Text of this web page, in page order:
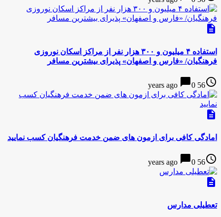
description
استفاده ۴ میلیون و ۳۰۰ هزار نفر از مراکز اسکان نوروزی
فرهنگیان/ «فارس و اصفهان» پذیرای بیشترین مسافر
access_time
56 years ago
chat_bubble0
description
امادگی کافی برای ازمون های ضمن خدمت فرهنگیان کسب نمایید
access_time
56 years ago
chat_bubble0
description
تعطیلی مدارس